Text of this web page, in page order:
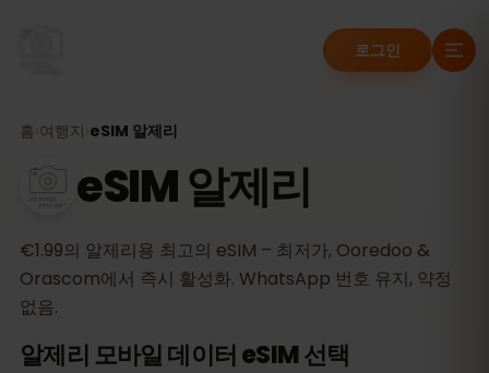
로그인
홈 여행지 eSIM 알제리
eSIM 알제리
€1.99의 알제리용 최고의 eSIM – 최저가, Ooredoo &
Orascom에서 즉시 활성화. WhatsApp 번호 유지, 약정
없음.
알제리 모바일 데이터 eSIM 선택